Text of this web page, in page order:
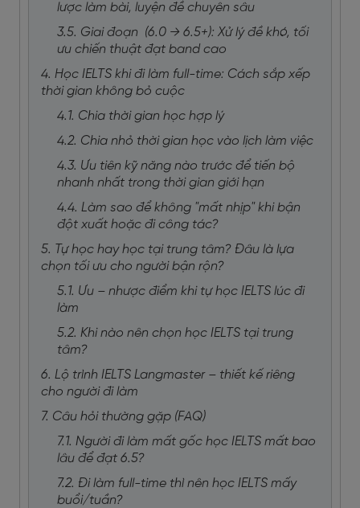
lược làm bài, luyện đề chuyên sâu
3.5. Giai đoạn (6.0 → 6.5+): Xử lý đề khó, tối
ưu chiến thuật đạt band cao
4. Học IELTS khi đi làm full-time: Cách sắp xếp
thời gian không bỏ cuộc
4.1. Chia thời gian học hợp lý
4.2. Chia nhỏ thời gian học vào lịch làm việc
4.3. Ưu tiên kỹ năng nào trước để tiến bộ
nhanh nhất trong thời gian giới hạn
4.4. Làm sao để không "mất nhịp" khi bận
đột xuất hoặc đi công tác?
5. Tự học hay học tại trung tâm? Đâu là lựa
chọn tối ưu cho người bận rộn?
5.1. Ưu – nhược điểm khi tự học IELTS lúc đi
làm
5.2. Khi nào nên chọn học IELTS tại trung
tâm?
6. Lộ trình IELTS Langmaster – thiết kế riêng
cho người đi làm
7. Câu hỏi thường gặp (FAQ)
7.1. Người đi làm mất gốc học IELTS mất bao
lâu để đạt 6.5?
7.2. Đi làm full-time thì nên học IELTS mấy
buổi/tuần?